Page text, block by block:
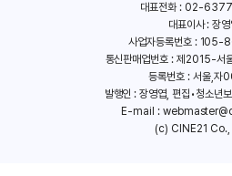
대표전화 : 02-
대표이사 : 장
사업자등록번호 :
통신판매업번호 : 제2015-서
등록번호 : 서울,
발행인 : 장영엽, 편집•청소년
E-mail :
(c) CINE21 Co.,